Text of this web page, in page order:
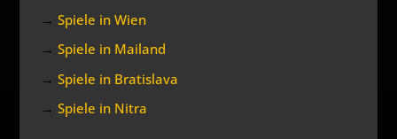
→Spiele in Wien
→Spiele in Mailand
→Spiele in Bratislava
→Spiele in Nitra